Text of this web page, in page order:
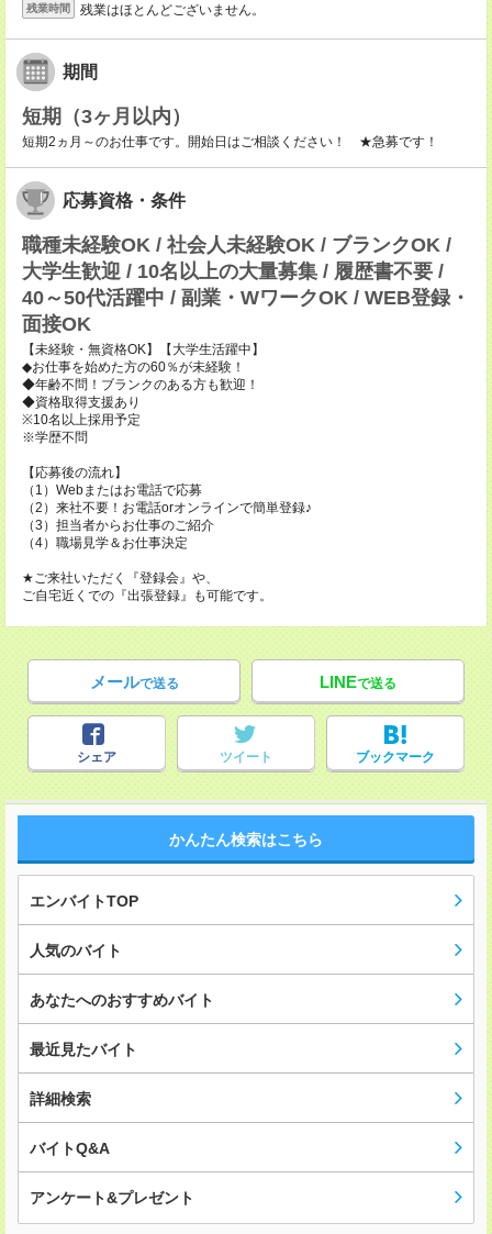
残業時間 残業はほとんどございません。
期間
短期（3ヶ月以内）
短期2ヵ月～のお仕事です。開始日はご相談ください！ ★急募です！
応募資格・条件
職種未経験OK / 社会人未経験OK / ブランクOK /
大学生歓迎 / 10名以上の大量募集 / 履歴書不要 /
40～50代活躍中 / 副業・WワークOK / WEB登録・
面接OK
【未経験・無資格OK】【大学生活躍中】
◆お仕事を始めた方の60％が未経験！
◆年齢不問！ブランクのある方も歓迎！
◆資格取得支援あり
※10名以上採用予定
※学歴不問
【応募後の流れ】
（1）Webまたはお電話で応募
（2）来社不要！お電話orオンラインで簡単登録♪
（3）担当者からお仕事のご紹介
（4）職場見学＆お仕事決定
★ご来社いただく『登録会』や、
ご自宅近くでの『出張登録』も可能です。
メールで送る LINEで送る
シェア ツイート ブックマーク
かんたん検索はこちら
エンバイトTOP
人気のバイト
あなたへのおすすめバイト
最近見たバイト
詳細検索
バイトQ&A
アンケート&プレゼント